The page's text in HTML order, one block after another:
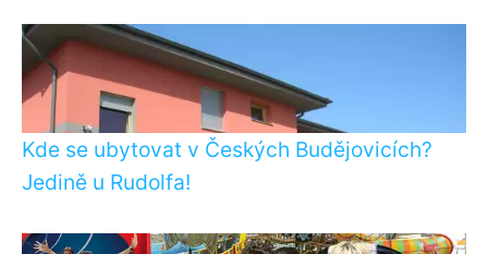
Kde se ubytovat v Českých Budějovicích?
Jedině u Rudolfa!